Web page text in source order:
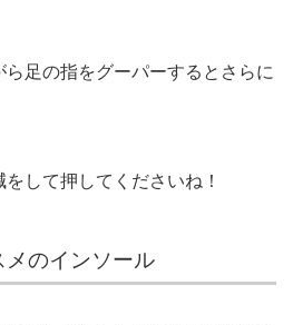
足の指をグーパーするとさらに
して押してくださいね！
メのインソール